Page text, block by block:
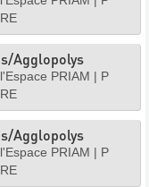
Agglopolys
PRIAM | P
Agglopolys
PRIAM | P